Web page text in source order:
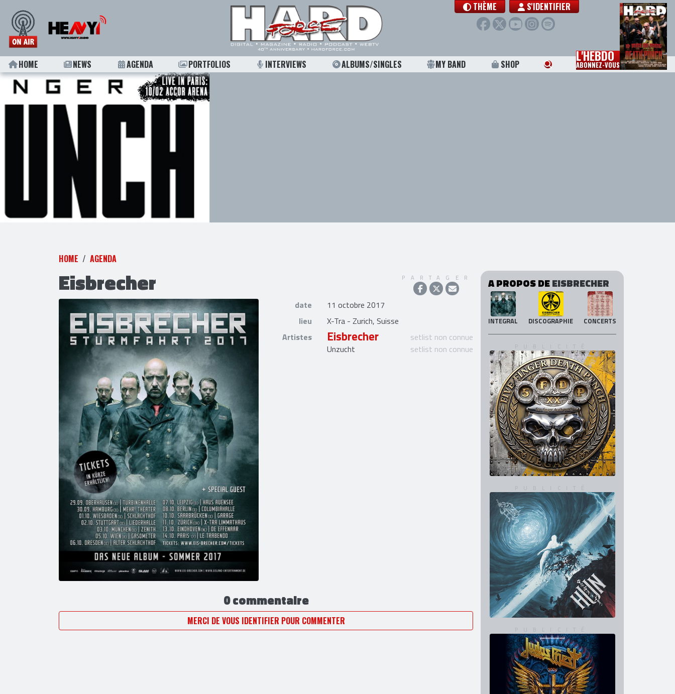
THÈME S'IDENTIFIER
HOME NEWS AGENDA PORTFOLIOS INTERVIEWS ALBUMS/SINGLES MY BAND SHOP L'HEBDO
ABONNEZ-VOUS
HOME AGENDA
Eisbrecher PARTAGER
date
11 octobre 2017
lieu
X-Tra - Zurich, Suisse
Artistes
Eisbrecher
setlist non connue
Unzucht
setlist non connue
0 commentaire
MERCI DE VOUS IDENTIFIER POUR COMMENTER
A PROPOS DEEISBRECHER
INTEGRAL DISCOGRAPHIE CONCERTS